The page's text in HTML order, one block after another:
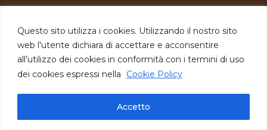
Questo sito utilizza i cookies. Utilizzando il nostro sito
web l'utente dichiara di accettare e acconsentire
all’utilizzo dei cookies in conformità con i termini di uso
dei cookies espressi nella
Cookie Policy
Accetto